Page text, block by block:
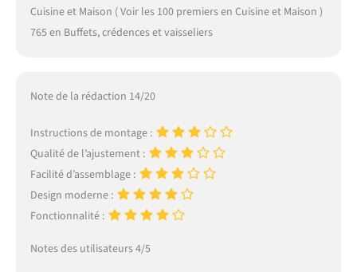
Cuisine et Maison ( Voir les 100 premiers en Cuisine et Maison )
765 en Buffets, crédences et vaisseliers
Note de la rédaction 14/20
Instructions de montage :
Qualité de l’ajustement :
Facilité d’assemblage :
Design moderne :
Fonctionnalité :
Notes des utilisateurs 4/5